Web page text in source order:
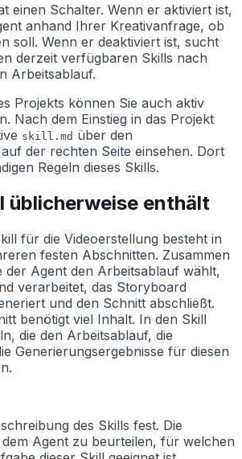
einen Schalter. Wenn er aktiviert ist,
anhand Ihrer Kreativanfrage, ob
soll. Wenn er deaktiviert ist, sucht
derzeit verfügbaren Skills nach
Arbeitsablauf.
Projekts können Sie auch aktiv
Nach dem Einstieg in das Projekt
skill.md über den
der rechten Seite einsehen. Dort
Regeln dieses Skills.
üblicherweise enthält
für die Videoerstellung besteht in
festen Abschnitten. Zusammen
der Agent den Arbeitsablauf wählt,
verarbeitet, das Storyboard
und den Schnitt abschließt.
benötigt viel Inhalt. In den Skill
die den Arbeitsablauf, die
Generierungsergebnisse für diesen
des Skills fest. Die
Agent zu beurteilen, für welchen